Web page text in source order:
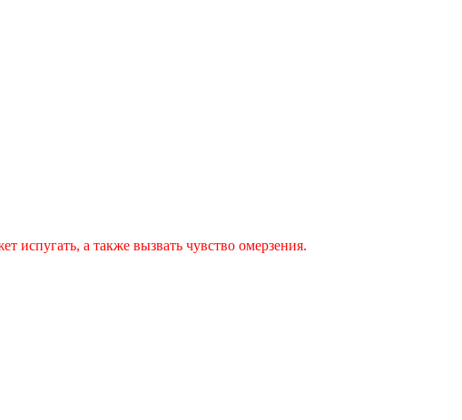
испугать, а также вызвать чувство омерзения.